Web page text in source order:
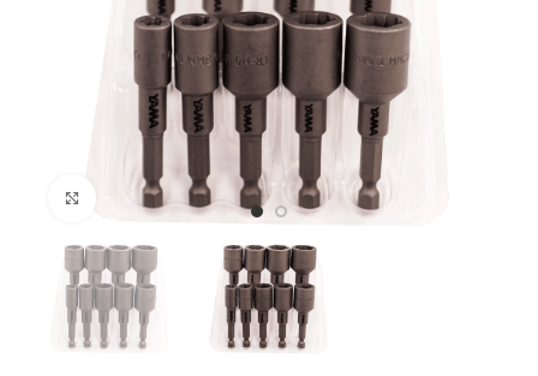
Büyütmek için tıklayın